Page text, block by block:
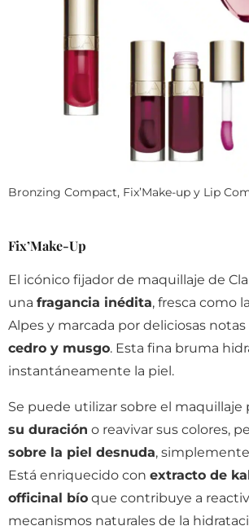
Bronzing Compact, Fix’Make-up y Lip
Fix’Make-Up
El icónico fijador de maquillaje de
una fragancia inédita, fresca como
Alpes y marcada por deliciosas
cedro y musgo. Esta fina bruma
instantáneamente la piel.
Se puede utilizar sobre el maquillaje
su duración o reavivar sus colores,
sobre la piel desnuda,
Está enriquecido con extracto de
officinal bío que contribuye a
mecanismos naturales de la